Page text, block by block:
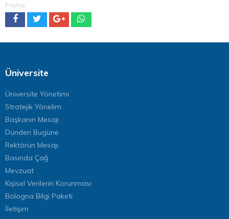
Paylaş
Üniversite
Üniversite Yönetimi
Stratejik Yönelim
Başkanın Mesajı
Dünden Bugüne
Rektörün Mesajı
Basında Çağ
Mevzuat
Kişisel Verilerin Korunması
Bologna Bilgi Paketi
İletişim